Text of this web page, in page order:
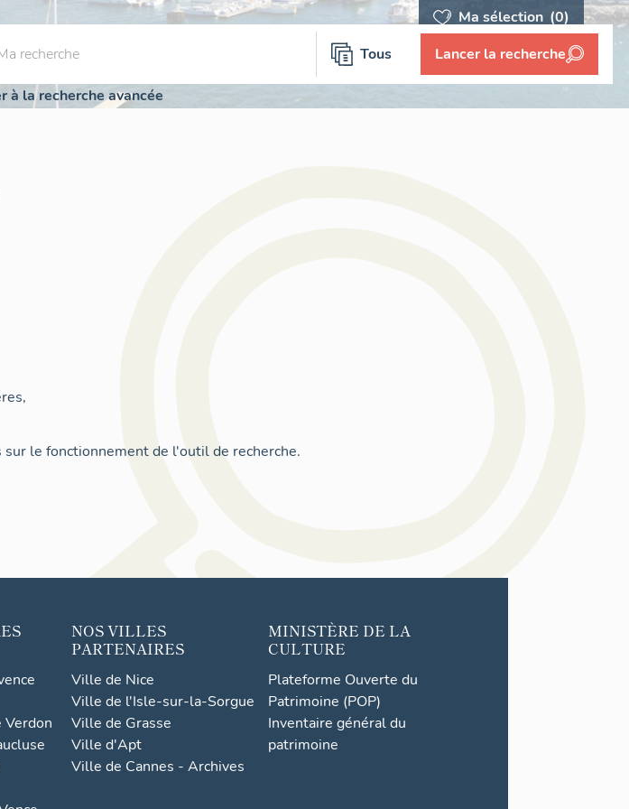
Ma sélection (0)
Tous Lancer la recherche
à la recherche avancée
le fonctionnement de l'outil de recherche.
Verdon
NOS VILLES
PARTENAIRES
Ville de Nice
Ville de l'Isle-sur-la-Sorgue
Ville de Grasse
Ville d'Apt
Ville de Cannes - Archives
MINISTÈRE DE LA
CULTURE
Plateforme Ouverte du
Patrimoine (POP)
Inventaire général du
patrimoine